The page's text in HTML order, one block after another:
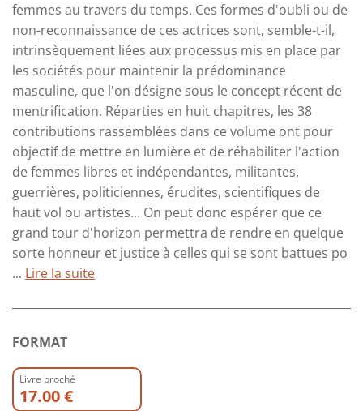
femmes au travers du temps. Ces formes d'oubli ou de
non-reconnaissance de ces actrices sont, semble-t-il,
intrinsèquement liées aux processus mis en place par
les sociétés pour maintenir la prédominance
masculine, que l'on désigne sous le concept récent de
mentrification. Réparties en huit chapitres, les 38
contributions rassemblées dans ce volume ont pour
objectif de mettre en lumière et de réhabiliter l'action
de femmes libres et indépendantes, militantes,
guerrières, politiciennes, érudites, scientifiques de
haut vol ou artistes... On peut donc espérer que ce
grand tour d'horizon permettra de rendre en quelque
sorte honneur et justice à celles qui se sont battues po
... Lire la suite
FORMAT
Livre broché
17.00 €